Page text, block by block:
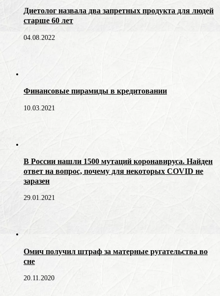
Диетолог назвала два запретных продукта для людей
старше 60 лет
04.08.2022
Финансовые пирамиды в кредитовании
10.03.2021
В России нашли 1500 мутаций коронавируса. Найден
ответ на вопрос, почему для некоторых COVID не
заразен
29.01.2021
Омич получил штраф за матерные ругательства во
сне
20.11.2020